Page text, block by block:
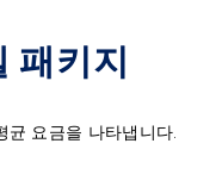
패키지
균 요금을 나타냅니다.